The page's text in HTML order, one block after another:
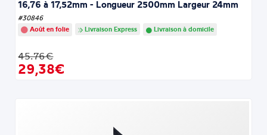
16,76 à 17,52mm - Longueur 2500mm Largeur 24mm
#30846
Août en folie
Livraison Express Livraison à domicile
45.76€
29,38€